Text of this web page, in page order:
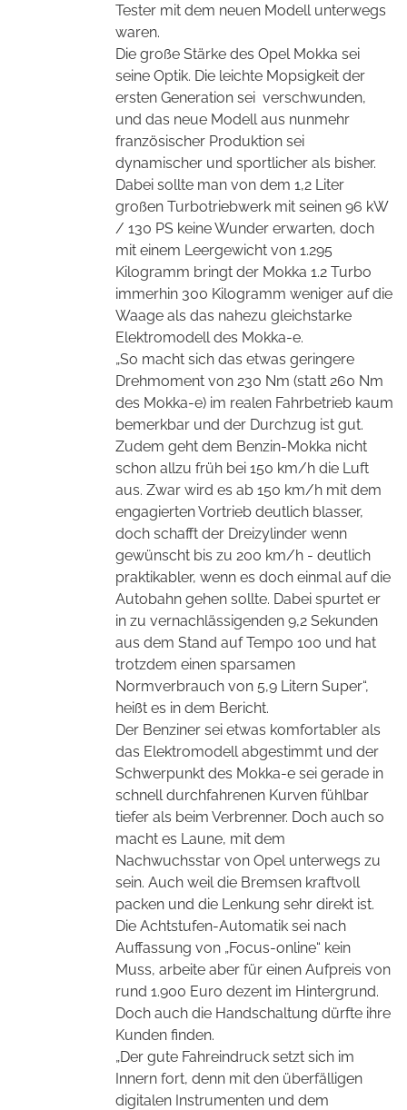
Tester mit dem neuen Modell unterwegs
waren.
Die große Stärke des Opel Mokka sei
seine Optik. Die leichte Mopsigkeit der
ersten Generation sei verschwunden,
und das neue Modell aus nunmehr
französischer Produktion sei
dynamischer und sportlicher als bisher.
Dabei sollte man von dem 1,2 Liter
großen Turbotriebwerk mit seinen 96 kW
/ 130 PS keine Wunder erwarten, doch
mit einem Leergewicht von 1.295
Kilogramm bringt der Mokka 1.2 Turbo
immerhin 300 Kilogramm weniger auf die
Waage als das nahezu gleichstarke
Elektromodell des Mokka-e.
„So macht sich das etwas geringere
Drehmoment von 230 Nm (statt 260 Nm
des Mokka-e) im realen Fahrbetrieb kaum
bemerkbar und der Durchzug ist gut.
Zudem geht dem Benzin-Mokka nicht
schon allzu früh bei 150 km/h die Luft
aus. Zwar wird es ab 150 km/h mit dem
engagierten Vortrieb deutlich blasser,
doch schafft der Dreizylinder wenn
gewünscht bis zu 200 km/h - deutlich
praktikabler, wenn es doch einmal auf die
Autobahn gehen sollte. Dabei spurtet er
in zu vernachlässigenden 9,2 Sekunden
aus dem Stand auf Tempo 100 und hat
trotzdem einen sparsamen
Normverbrauch von 5,9 Litern Super“,
heißt es in dem Bericht.
Der Benziner sei etwas komfortabler als
das Elektromodell abgestimmt und der
Schwerpunkt des Mokka-e sei gerade in
schnell durchfahrenen Kurven fühlbar
tiefer als beim Verbrenner. Doch auch so
macht es Laune, mit dem
Nachwuchsstar von Opel unterwegs zu
sein. Auch weil die Bremsen kraftvoll
packen und die Lenkung sehr direkt ist.
Die Achtstufen-Automatik sei nach
Auffassung von „Focus-online“ kein
Muss, arbeite aber für einen Aufpreis von
rund 1.900 Euro dezent im Hintergrund.
Doch auch die Handschaltung dürfte ihre
Kunden finden.
„Der gute Fahreindruck setzt sich im
Innern fort, denn mit den überfälligen
digitalen Instrumenten und dem